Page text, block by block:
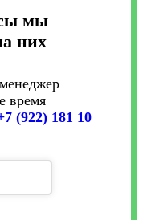
мы
них
время
(922) 181 10